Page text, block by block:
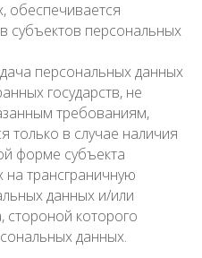
обеспечивается
субъектов персональных
персональных данных
государств, не
требованиям,
только в случае наличия
форме субъекта
трансграничную
данных и/или
стороной которого
данных.